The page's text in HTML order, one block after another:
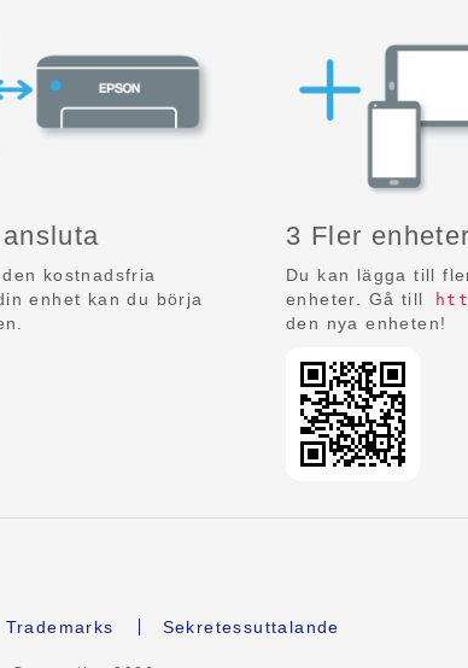
kostnadsfria
enhet kan du börja
3 Fler
Du kan lägga till
enheter. Gå till
den nya enheten!
Trademarks Sekretessuttalande